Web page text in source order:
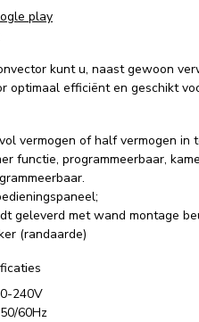
play
kunt u, naast gewoon
optimaal efficiënt en geschikt
vermogen of half vermogen in
functie, programmeerbaar,
geleverd met wand montage
(randaarde)
240V
60Hz